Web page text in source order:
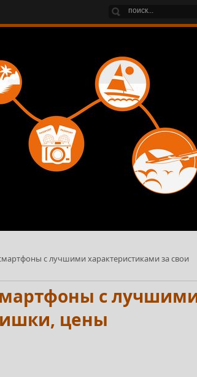
с лучшими характеристиками за свои
с
цены